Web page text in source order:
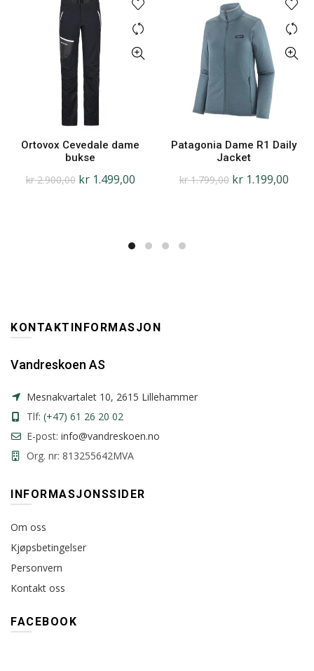
Ortovox Cevedale dame
bukse
kr2.900,00 kr1.499,00
Patagonia Dame R1 Daily
Jacket
kr1.799,00 kr1.199,00
KONTAKTINFORMASJON
Vandreskoen AS
Mesnakvartalet 10, 2615 Lillehammer
Tlf: (+47) 61 26 20 02
E-post: info@vandreskoen.no
Org. nr: 813255642MVA
INFORMASJONSSIDER
Om oss
Kjøpsbetingelser
Personvern
Kontakt oss
FACEBOOK